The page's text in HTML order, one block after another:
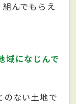
んでもらえ
域になじんで
のない土地で